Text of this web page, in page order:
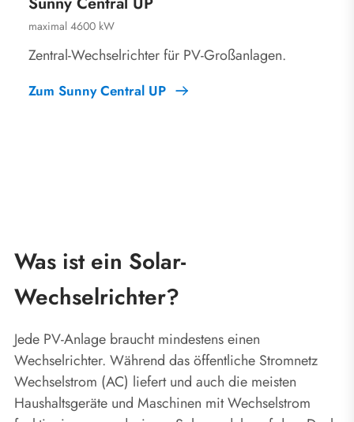
maximal 4600 kW
Zentral-Wechselrichter für PV-Großanlagen.
Zum Sunny Central UP
Was ist ein Solar-
Wechselrichter?
Jede PV-Anlage braucht mindestens einen
Wechselrichter. Während das öffentliche Stromnetz
Wechselstrom (AC) liefert und auch die meisten
Haushaltsgeräte und Maschinen mit Wechselstrom